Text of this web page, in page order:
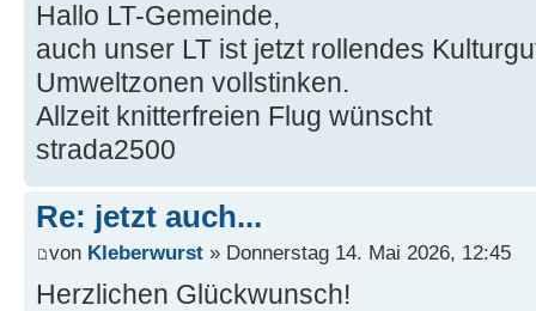
Hallo LT-Gemeinde,
auch unser LT ist jetzt rollendes
Umweltzonen vollstinken.
Allzeit knitterfreien Flug wünscht
strada2500
Re: jetzt auch...
von Kleberwurst » Donnerstag 14. Mai 2026, 12:45
Herzlichen Glückwunsch!